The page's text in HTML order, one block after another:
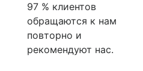
97 % клиентов
обращаются к нам
повторно и
рекомендуют нас.